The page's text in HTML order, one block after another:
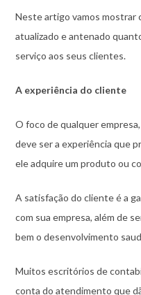
Neste artigo vamos mostrar
atualizado e antenado
serviço aos seus clientes.
A experiência do cliente
O foco de qualquer
deve ser a experiência que
ele adquire um produto ou
A satisfação do cliente é a
com sua empresa, além de
bem o desenvolvimento
Muitos escritórios de
conta do atendimento que